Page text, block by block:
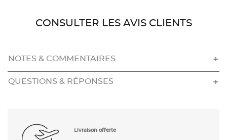
CONSULTER LES AVIS CLIENTS
NOTES & COMMENTAIRES
QUESTIONS & RÉPONSES
Livraison offerte